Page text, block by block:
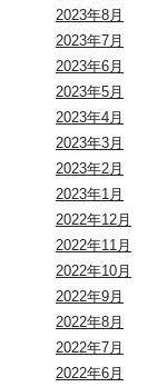
2023年8月
2023年7月
2023年6月
2023年5月
2023年4月
2023年3月
2023年2月
2023年1月
2022年12月
2022年11月
2022年10月
2022年9月
2022年8月
2022年7月
2022年6月